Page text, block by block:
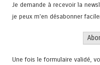
Je demande à recevoir la
je peux m'en désabonner
Une fois le formulaire validé,